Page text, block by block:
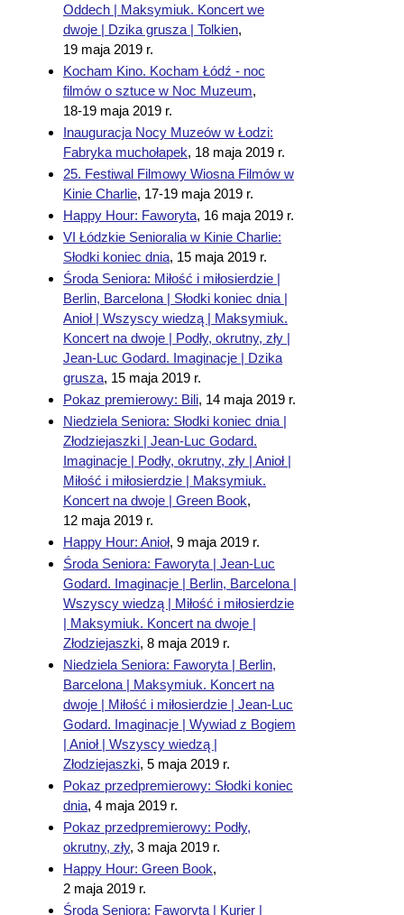
Oddech | Maksymiuk. Koncert we
dwoje | Dzika grusza | Tolkien,
19 maja 2019 r.
Kocham Kino. Kocham Łódź - noc
filmów o sztuce w Noc Muzeum,
18-19 maja 2019 r.
Inauguracja Nocy Muzeów w Łodzi:
Fabryka muchołapek, 18 maja 2019 r.
25. Festiwal Filmowy Wiosna Filmów w
Kinie Charlie, 17-19 maja 2019 r.
Happy Hour: Faworyta, 16 maja 2019 r.
VI Łódzkie Senioralia w Kinie Charlie:
Słodki koniec dnia, 15 maja 2019 r.
Środa Seniora: Miłość i miłosierdzie |
Berlin, Barcelona | Słodki koniec dnia |
Anioł | Wszyscy wiedzą | Maksymiuk.
Koncert na dwoje | Podły, okrutny, zły |
Jean-Luc Godard. Imaginacje | Dzika
grusza, 15 maja 2019 r.
Pokaz premierowy: Bili, 14 maja 2019 r.
Niedziela Seniora: Słodki koniec dnia |
Złodziejaszki | Jean-Luc Godard.
Imaginacje | Podły, okrutny, zły | Anioł |
Miłość i miłosierdzie | Maksymiuk.
Koncert na dwoje | Green Book,
12 maja 2019 r.
Happy Hour: Anioł, 9 maja 2019 r.
Środa Seniora: Faworyta | Jean-Luc
Godard. Imaginacje | Berlin, Barcelona |
Wszyscy wiedzą | Miłość i miłosierdzie
| Maksymiuk. Koncert na dwoje |
Złodziejaszki, 8 maja 2019 r.
Niedziela Seniora: Faworyta | Berlin,
Barcelona | Maksymiuk. Koncert na
dwoje | Miłość i miłosierdzie | Jean-Luc
Godard. Imaginacje | Wywiad z Bogiem
| Anioł | Wszyscy wiedzą |
Złodziejaszki, 5 maja 2019 r.
Pokaz przedpremierowy: Słodki koniec
dnia, 4 maja 2019 r.
Pokaz przedpremierowy: Podły,
okrutny, zły, 3 maja 2019 r.
Happy Hour: Green Book,
2 maja 2019 r.
Środa Seniora: Faworyta | Kurier |